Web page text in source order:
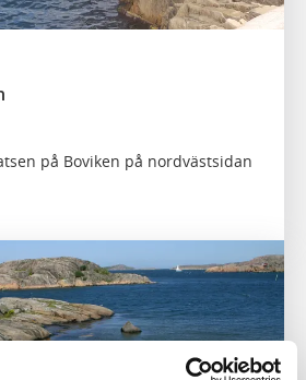
på Boviken på nordvästsidan